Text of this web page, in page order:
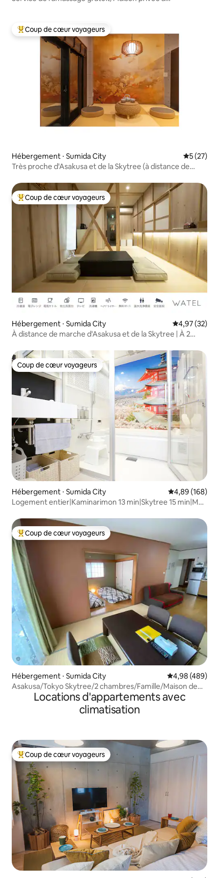
Coups de cœur voyageurs les plus appréciés
Coup de cœur voyageurs
Hébergement ⋅ Sumida City
5 (27)
Très proche d'Asakusa et de la Skytree (à distance de
Haneda et Narita/La station la plus proche est à 6 minutes
à pied/1er étage
Coups de cœur voyageurs les plus appréciés
Coup de cœur voyageurs
Hébergement ⋅ Sumida City Évaluation
4,97 (32)
À distance de marche d'Asakusa et de la Skytree | À 2
traditionnelle japonaise | Séjour à Tokyo pour les familles
et les groupes
Coup de cœur voyageurs
Coup de cœur voyageurs
Hébergement ⋅ Sumida City Évaluation
4,89 (168)
Logement entier|Kaminarimon 13 min|Skytree 15 min|Ma
Coups de cœur voyageurs les plus appréciés
Coup de cœur voyageurs
Hébergement ⋅ Sumida City Évaluation
4,98 (489)
Asakusa/Tokyo Skytree/2 chambres/Famille/Maison de
ma mèreLocations d'appartements avec
climatisation
Coups de cœur voyageurs les plus appréciés
Coup de cœur voyageurs